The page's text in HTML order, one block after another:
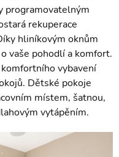
programovatelným
rekuperace
hliníkovým oknům
vaše pohodlí a komfort.
vybavení
Dětské pokoje
místem, šatnou,
vytápěním.